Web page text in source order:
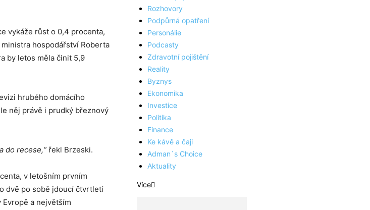
vykáže růst o 0,4 procenta,
hospodářství Roberta
by letos měla činit 5,9
hrubého domácího
něj právě i prudký březnový
do recese,“řekl Brzeski.
v letošním prvním
dvě po sobě jdoucí čtvrtletí
a největším
Rozhovory
Podpůrná opatření
Personálie
Podcasty
Zdravotní pojištění
Reality
Byznys
Ekonomika
Investice
Politika
Finance
Ke kávě a čaji
Adman´s Choice
Aktuality
Více